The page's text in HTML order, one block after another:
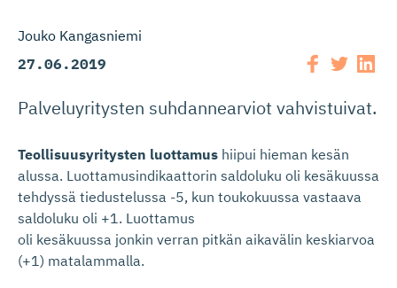
Jouko Kangasniemi
27.06.2019
Palveluyritysten suhdannearviot vahvistuivat.
Teollisuusyritysten luottamus hiipui hieman kesän
alussa. Luottamusindikaattorin saldoluku oli kesäkuussa
tehdyssä tiedustelussa -5, kun toukokuussa vastaava
saldoluku oli +1. Luottamus
oli kesäkuussa jonkin verran pitkän aikavälin keskiarvoa
(+1) matalammalla.